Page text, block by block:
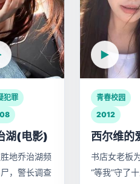
犯罪
湖(电影)
地乔治湖频
，警长调查
青春校园
2012
西尔维的
书店女老板
“等我”守了